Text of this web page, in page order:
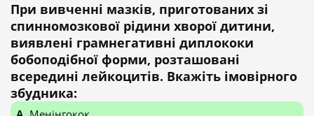
При вивченні мазків, приготованих зі
спинномозкової рідини хворої дитини,
виявлені грамнегативні диплококи
бобоподібної форми, розташовані
всередині лейкоцитів. Вкажіть імовірного
збудника: